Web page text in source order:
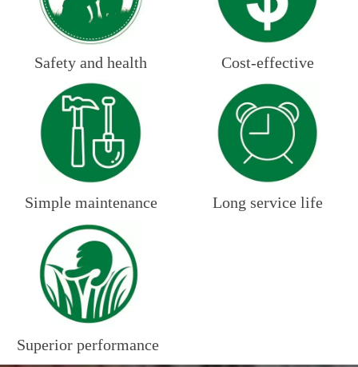
Safety and health Cost-effective
Simple maintenance Long service life
Superior performance